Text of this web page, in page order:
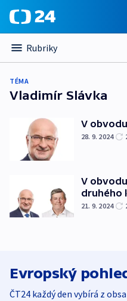
Rubriky
TÉMA
Vladimír Slávka
V
28. 9. 2024
V
druhého
21. 9. 2024
Evropský
ČT24 každý den vybírá z